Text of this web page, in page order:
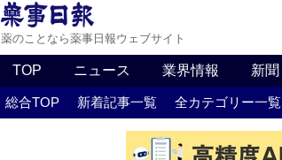
薬のことなら薬事日報ウェブサイト
TOP ニュース 業界情報 新
総合TOP 新着記事一覧 全カテゴリー一覧